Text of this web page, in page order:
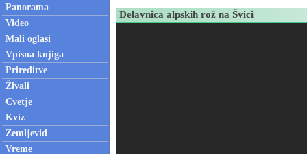
Panorama
Video
Mali oglasi
Vpisna knjiga
Prireditve
Živali
Cvetje
Kviz
Zemljevid
Vreme
Delavnica alpskih rož na Švici